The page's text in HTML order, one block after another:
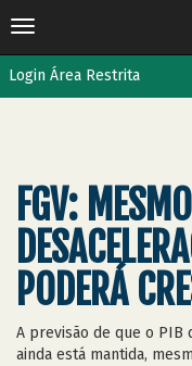
Login Área Restrita
FGV:
PODERÁ
A previsão de que o PIB
ainda está mantida,